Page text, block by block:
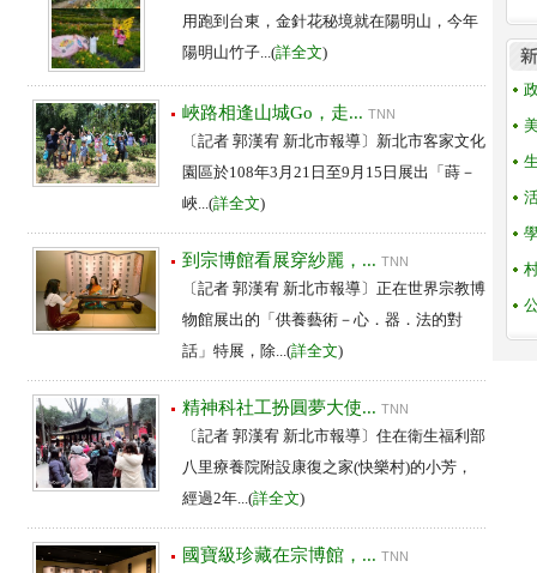
用跑到台東，金針花秘境就在陽明山，今年
陽明山竹子...(詳全文)
峽路相逢山城Go，走... TNN
〔記者 郭漢宥 新北市報導〕新北市客家文化
園區於108年3月21日至9月15日展出「蒔－
峽...(詳全文)
到宗博館看展穿紗麗，... TNN
〔記者 郭漢宥 新北市報導〕正在世界宗教博
物館展出的「供養藝術－心．器．法的對
話」特展，除...(詳全文)
精神科社工扮圓夢大使... TNN
〔記者 郭漢宥 新北市報導〕住在衛生福利部
八里療養院附設康復之家(快樂村)的小芳，
經過2年...(詳全文)
國寶級珍藏在宗博館，... TNN